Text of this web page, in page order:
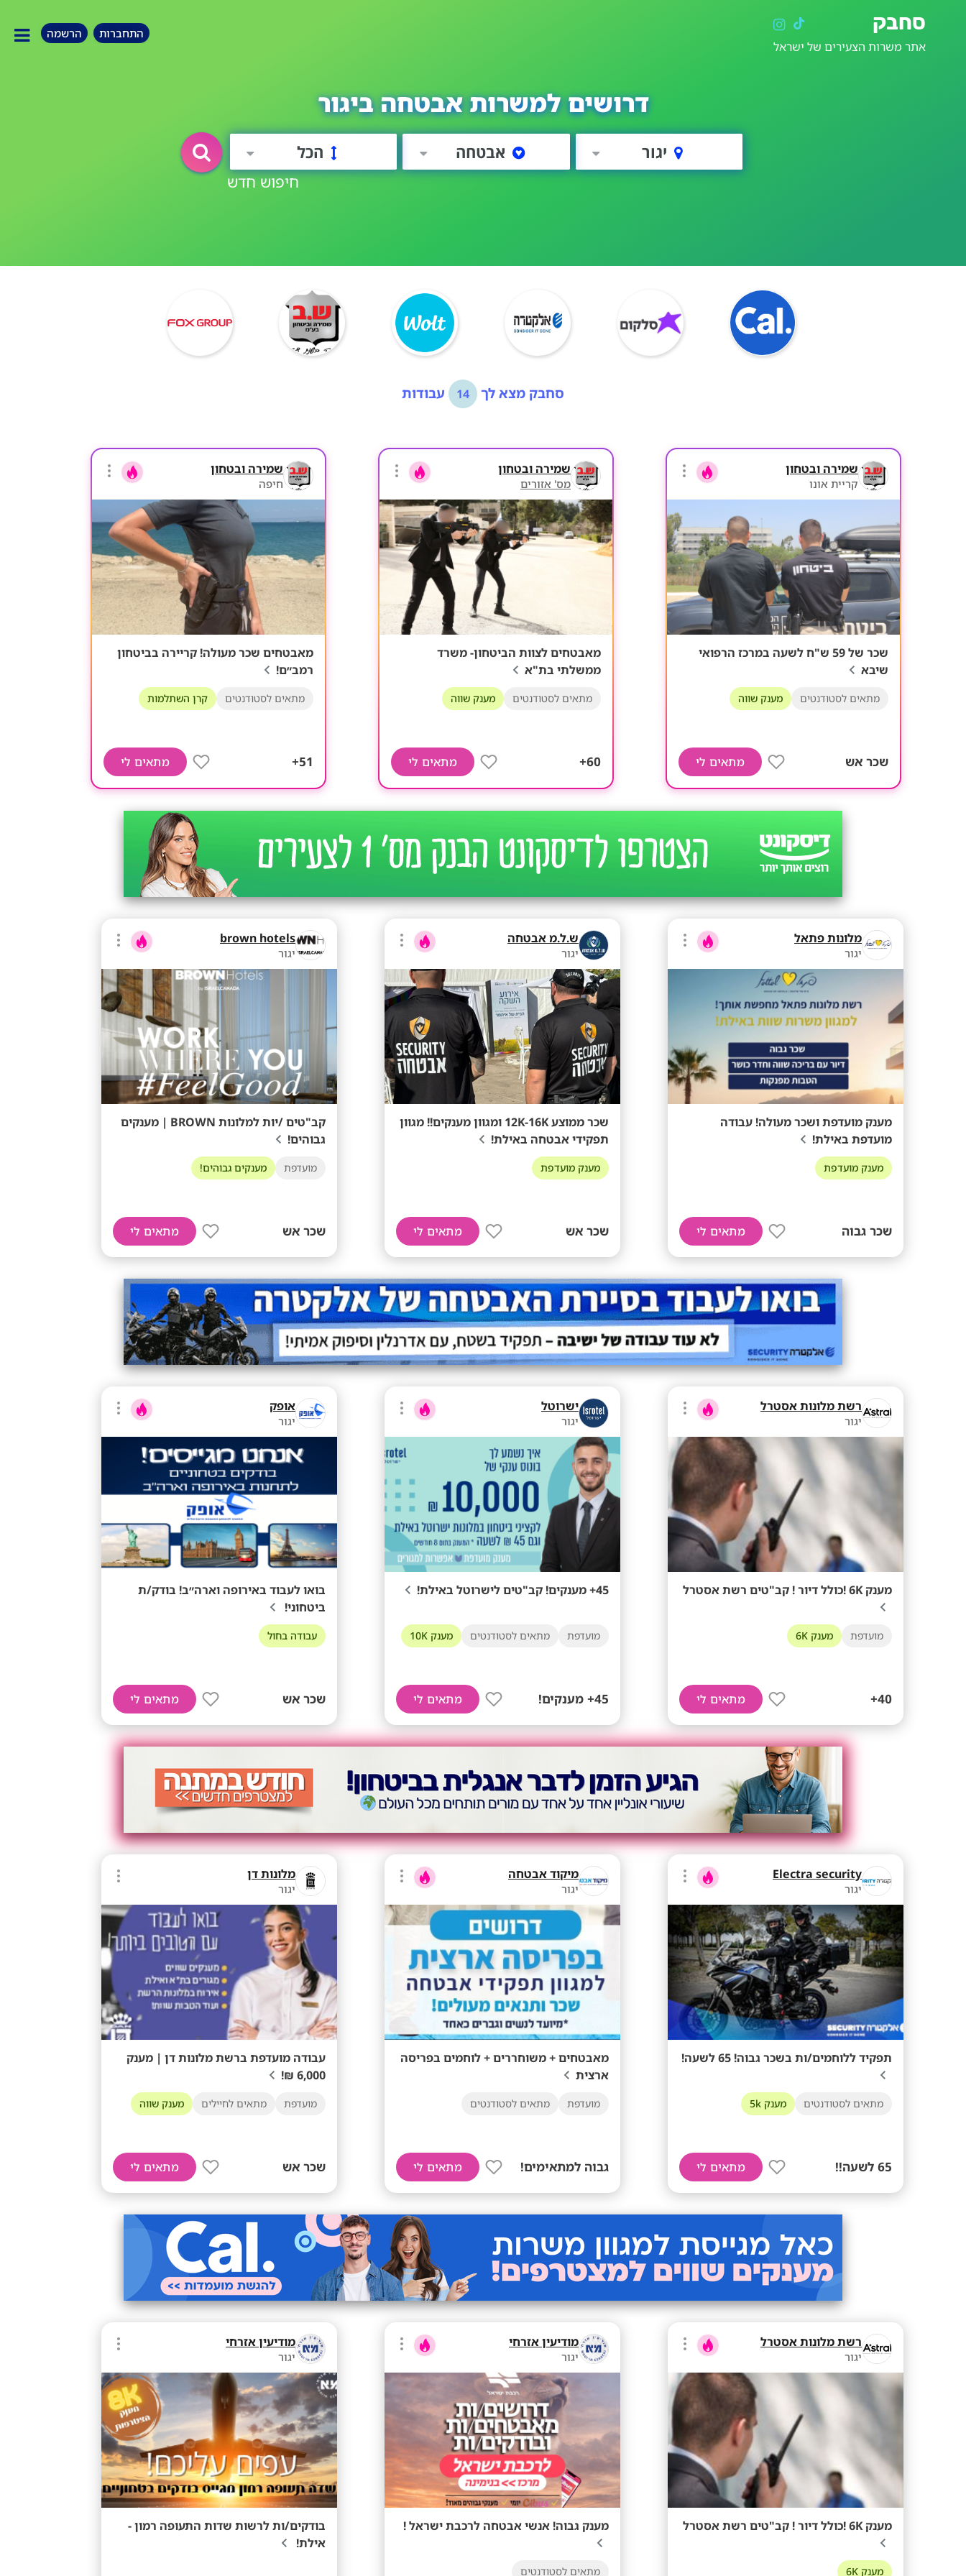
סחבק
אתר משרות הצעירים של ישראל
התחברות הרשמה
דרושים למשרות אבטחה ביגור
יגור אבטחה הכל
חיפוש חדש
סחבק מצא לך 14 עבודות
שמירה ובטחון
קריית אונו
שכר של 59 ש"ח לשעה במרכז הרפואי
שיבא
מתאים לסטודנטים מענק שווה
שכר אש מתאים לי
שמירה ובטחון
מס' אזורים
מאבטחים לצוות הביטחון- משרד
ממשלתי בת"א
מתאים לסטודנטים מענק שווה
60+ מתאים לי
שמירה ובטחון
חיפה
מאבטחים שכר מעולה! קריירה בביטחון
רמב״ם!
מתאים לסטודנטים קרן השתלמות
51+ מתאים לי
מלונות פתאל
יגור
מענק מועדפת ושכר מעולה! עבודה
מועדפת באילת!
מענק מועדפת
שכר גבוה מתאים לי
ש.ל.מ אבטחה
יגור
שכר ממוצע 12K-16K ומגוון מענקים!! מגוון
תפקידי אבטחה באילת!
מענק מועדפת
שכר אש מתאים לי
brown hotels
יגור
קב"טים /יות למלונות BROWN | מענקים
גבוהים!
מועדפת מענקים גבוהים!
שכר אש מתאים לי
רשת מלונות אסטרל
יגור
מענק 6K !כולל דיור ! קב"טים רשת אסטרל
מועדפת מענק 6K
40+ מתאים לי
ישרוטל
יגור
45+ מענקים! קב"טים לישרוטל באילת!
מועדפת מתאים לסטודנטים מענק 10K
45+ מענקים! מתאים לי
אופק
יגור
בואו לעבוד באירופה וארה״ב! בודק/ת
ביטחוני!
עבודה בחול
שכר אש מתאים לי
Electra security
יגור
תפקיד ללוחמים/ות בשכר גבוה! 65 לשעה!
מתאים לסטודנטים מענק 5k
65 לשעה!! מתאים לי
מיקוד אבטחה
יגור
מאבטחים + משוחררים + לוחמים בפריסה
ארצית
מועדפת מתאים לסטודנטים
גבוה למתאימים! מתאים לי
מלונות דן
יגור
עבודה מועדפת ברשת מלונות דן | מענק
6,000 ₪!
מועדפת מתאים לחיילים מענק שווה
שכר אש מתאים לי
רשת מלונות אסטרל
יגור
מענק 6K !כולל דיור ! קב"טים רשת אסטרל
מענק 6K
מודיעין אזרחי
יגור
מענק גבוה! אנשי אבטחה לרכבת ישראל !
מתאים לסטודנטים
מודיעין אזרחי
יגור
בודקים/ות לרשות שדות התעופה רמון -
אילת!